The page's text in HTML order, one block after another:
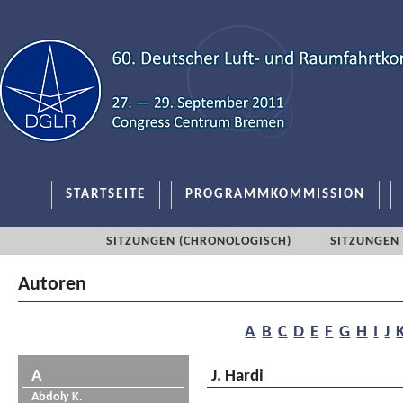
STARTSEITE PROGRAMMKOMMISSION
SITZUNGEN (CHRONOLOGISCH) SITZUNGEN
Autoren
A B C D E F G H I J
A
Abdoly K.
J. Hardi